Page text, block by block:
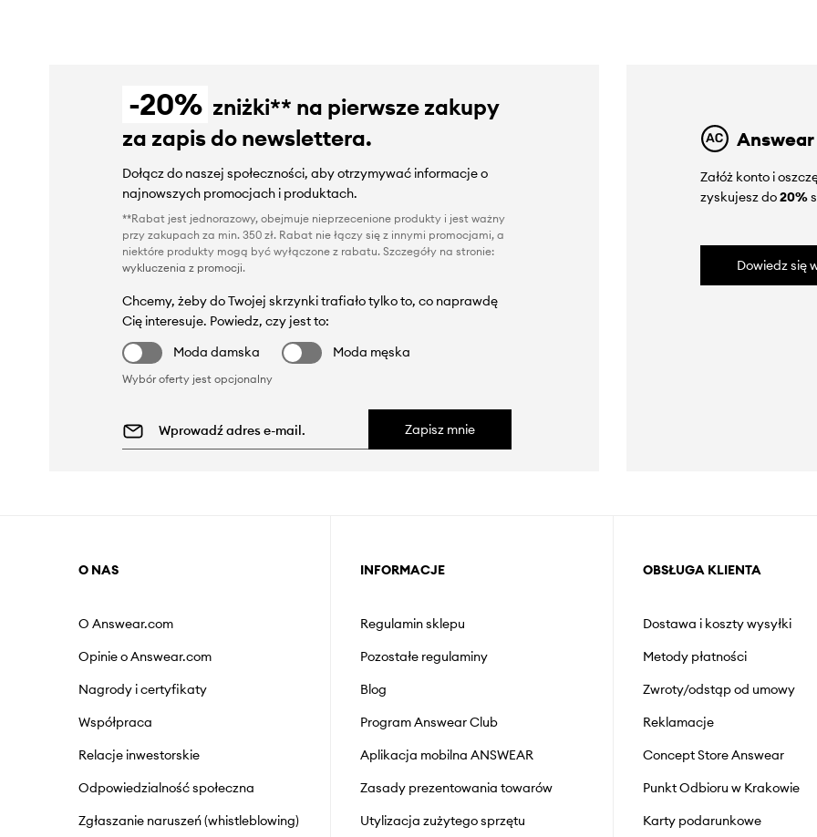
-20% zniżki** na pierwsze zakupy
za zapis do newslettera.
Dołącz do naszej społeczności, aby otrzymywać informacje o
najnowszych promocjach i produktach.
**Rabat jest jednorazowy, obejmuje nieprzecenione produkty i jest ważny
przy zakupach za min. 350 zł. Rabat nie łączy się z innymi promocjami, a
niektóre produkty mogą być wyłączone z rabatu. Szczegóły na stronie:
wykluczenia z promocji.
Chcemy, żeby do Twojej skrzynki trafiało tylko to, co naprawdę
Cię interesuje. Powiedz, czy jest to:
Moda damska
Moda męska
Wybór oferty jest opcjonalny
Zapisz mnie
Załóż konto i
zyskujesz do20%
Dowiedz się
O NAS
O Answear.com
Opinie o Answear.com
Nagrody i certyfikaty
Współpraca
Relacje inwestorskie
Odpowiedzialność społeczna
Zgłaszanie naruszeń (whistleblowing)
INFORMACJE
Regulamin sklepu
Pozostałe regulaminy
Blog
Program Answear Club
Aplikacja mobilna ANSWEAR
Zasady prezentowania towarów
Utylizacja zużytego sprzętu
OBSŁUGA KLIENTA
Dostawa i koszty wysyłki
Metody płatności
Zwroty/odstąp od umowy
Reklamacje
Concept Store Answear
Punkt Odbioru w Krakowie
Karty podarunkowe